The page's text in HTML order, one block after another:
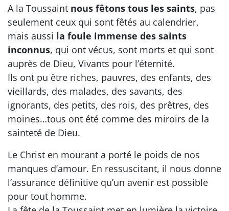
A la Toussaint nous fêtons tous les saints, pas
seulement ceux qui sont fêtés au calendrier,
mais aussi la foule immense des saints
inconnus, qui ont vécus, sont morts et qui sont
auprès de Dieu, Vivants pour l’éternité.
Ils ont pu être riches, pauvres, des enfants, des
vieillards, des malades, des savants, des
ignorants, des petits, des rois, des prêtres, des
moines…tous ont été comme des miroirs de la
sainteté de Dieu.
Le Christ en mourant a porté le poids de nos
manques d’amour. En ressuscitant, il nous donne
l’assurance définitive qu’un avenir est possible
pour tout homme.